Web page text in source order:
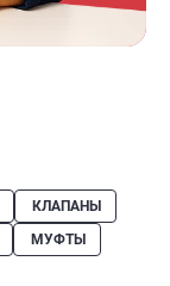
КЛАПАНЫ
МУФТЫ